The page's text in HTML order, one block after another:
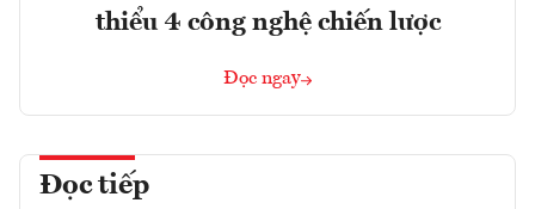
thiểu 4 công nghệ chiến lược
Đọc ngay
Đọc tiếp